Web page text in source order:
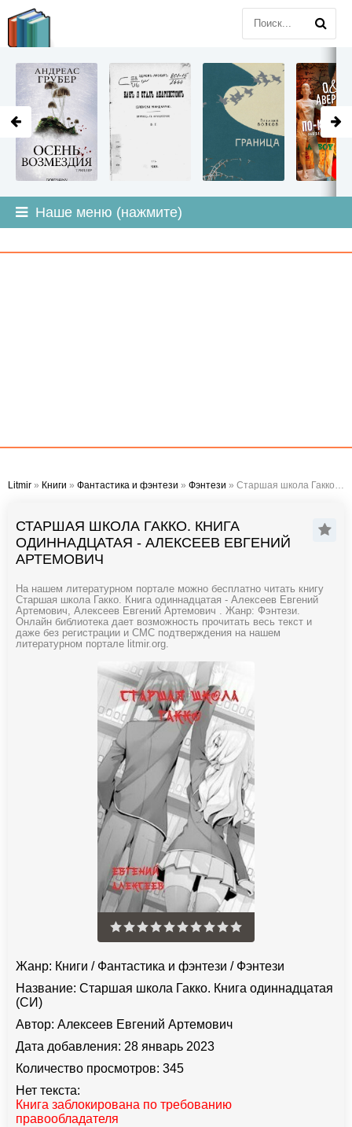
Наше меню (нажмите)
Litmir » Книги » Фантастика и фэнтези » Фэнтези » Старшая школа Гакко. Книга одиннадцатая - Алексеев Евгений Артемович
СТАРШАЯ ШКОЛА ГАККО. КНИГА
ОДИННАДЦАТАЯ - АЛЕКСЕЕВ ЕВГЕНИЙ
АРТЕМОВИЧ
На нашем литературном портале можно бесплатно читать книгу
Старшая школа Гакко. Книга одиннадцатая - Алексеев Евгений
Артемович, Алексеев Евгений Артемович . Жанр: Фэнтези.
Онлайн библиотека дает возможность прочитать весь текст и
даже без регистрации и СМС подтверждения на нашем
литературном портале litmir.org.
Жанр: Книги / Фантастика и фэнтези / Фэнтези
Название: Старшая школа Гакко. Книга одиннадцатая
(СИ)
Автор: Алексеев Евгений Артемович
Дата добавления: 28 январь 2023
Количество просмотров: 345
Нет текста:
Книга заблокирована по требованию
правообладателя
LITMIR.ORG